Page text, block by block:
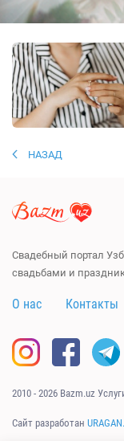
НАЗАД
Свадебный портал
свадьбами и
О нас Контакты
2010 - 2026 Bazm.uz
Сайт разработан